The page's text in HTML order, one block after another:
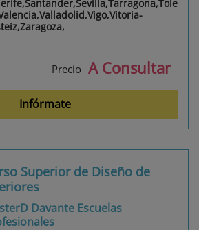
Precio A Consultar
Infórmate
Superior de Diseño de
Davante Escuelas